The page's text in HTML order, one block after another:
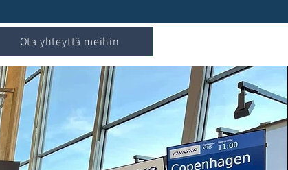
Ota yhteyttä meihin